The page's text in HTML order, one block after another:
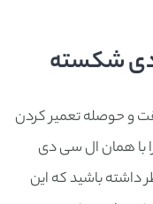
شکسته
و حوصله تعمیر کردن
با همان ال سی دی
داشته باشید که این